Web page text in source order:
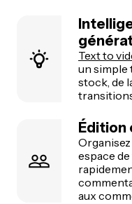
Text to
un simple
stock, de
Édition
espace
aux